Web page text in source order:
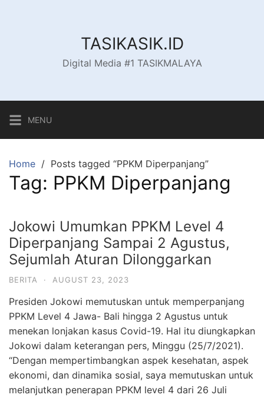
TASIKASIK.ID
Digital Media #1 TASIKMALAYA
MENU
Home Posts tagged “PPKM Diperpanjang”
Tag: PPKM Diperpanjang
Jokowi Umumkan PPKM Level 4
Diperpanjang Sampai 2 Agustus,
Sejumlah Aturan Dilonggarkan
BERITA · AUGUST 23, 2023
Presiden Jokowi memutuskan untuk memperpanjang
PPKM Level 4 Jawa- Bali hingga 2 Agustus untuk
menekan lonjakan kasus Covid-19. Hal itu diungkapkan
Jokowi dalam keterangan pers, Minggu (25/7/2021).
“Dengan mempertimbangkan aspek kesehatan, aspek
ekonomi, dan dinamika sosial, saya memutuskan untuk
melanjutkan penerapan PPKM level 4 dari 26 Juli